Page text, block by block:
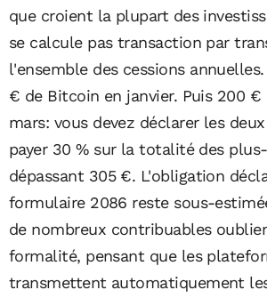
que croient la plupart des
se calcule pas transaction par
l'ensemble des cessions
€ de Bitcoin en janvier. Puis 200 €
mars: vous devez déclarer les
payer 30 % sur la totalité des
dépassant 305 €. L'obligation
formulaire 2086 reste sous-
de nombreux contribuables
formalité, pensant que les
transmettent automatiquement